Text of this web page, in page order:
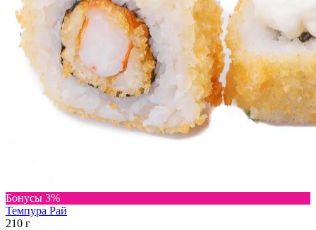
Бонусы 3%
Темпура Рай
210 г